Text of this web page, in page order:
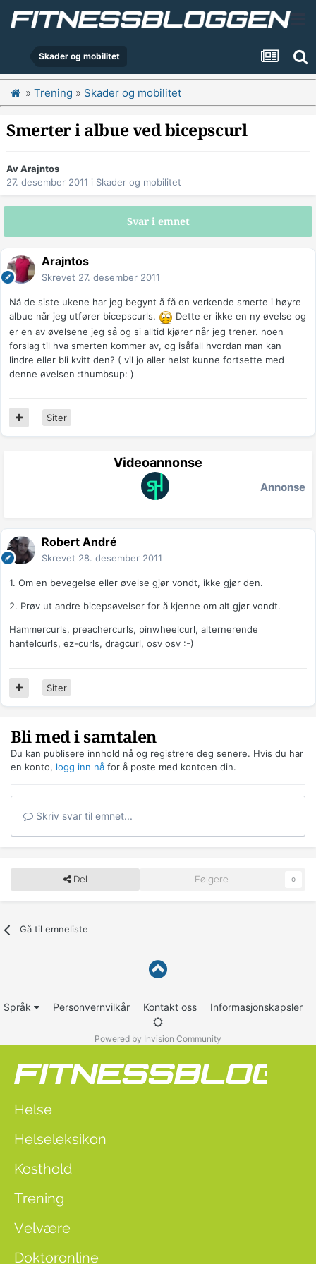
Skader og mobilitet
» Trening » Skader og mobilitet
Smerter i albue ved bicepscurl
AvArajntos
27. desember 2011 i Skader og mobilitet
Svar i emnet
Arajntos
Skrevet 27. desember 2011
Nå de siste ukene har jeg begynt å få en verkende smerte i høyre
albue når jeg utfører bicepscurls.
Dette er ikke en ny øvelse og
er en av øvelsene jeg så og si alltid kjører når jeg trener. noen
forslag til hva smerten kommer av, og isåfall hvordan man kan
lindre eller bli kvitt den? ( vil jo aller helst kunne fortsette med
denne øvelsen :thumbsup: )
Siter
Videoannonse
Annonse
Robert André
Skrevet 28. desember 2011
1. Om en bevegelse eller øvelse gjør vondt, ikke gjør den.
2. Prøv ut andre bicepsøvelser for å kjenne om alt gjør vondt.
Hammercurls, preachercurls, pinwheelcurl, alternerende
hantelcurls, ez-curls, dragcurl, osv osv :-)
Siter
Bli med i samtalen
Du kan publisere innhold nå og registrere deg senere. Hvis du har
en konto, logg inn nå for å poste med kontoen din.
Skriv svar til emnet...
Del Følgere 0
Gå til emneliste
Språk Personvernvilkår Kontakt oss Informasjonskapsler
Powered by Invision Community
Helse
Helseleksikon
Kosthold
Trening
Velvære
Doktoronline